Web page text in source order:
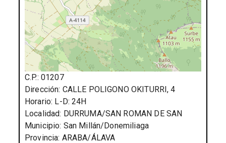
C.P.: 01207
Dirección: CALLE POLIGONO OKITURRI, 4
Horario: L-D: 24H
Localidad: DURRUMA/SAN ROMAN DE SAN
Municipio: San Millán/Donemiliaga
Provincia: ARABA/ÁLAVA